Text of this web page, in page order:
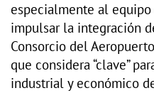
especialmente al equipo
impulsar la integración
Consorcio del
que considera “clave”
industrial y económico